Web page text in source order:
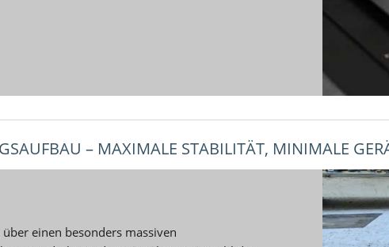
– MAXIMALE STABILITÄT, MINIMALE
einen besonders massiven